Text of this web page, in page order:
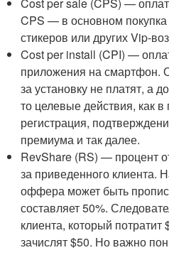
CPS — в основном
стикеров или других Vip-
Cost per install (CPI) —
приложения на смартфон.
за установку не платят, а
то целевые действия, как
регистрация,
премиума и так далее.
RevShare (RS) — процент
за приведенного клиента.
оффера может быть
составляет 50%.
клиента, который
зачислят $50. Но важно